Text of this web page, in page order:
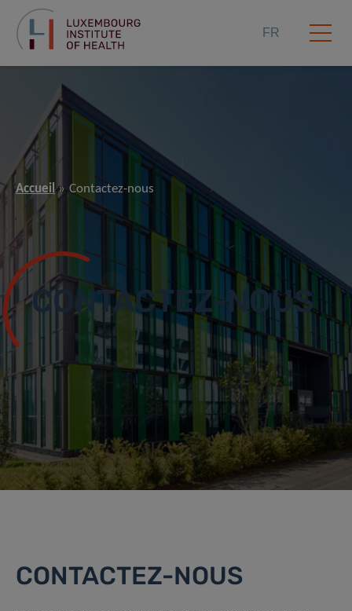
FR
Accueil Contactez-nous
CONTACTEZ-NOUS
CONTACTEZ-NOUS